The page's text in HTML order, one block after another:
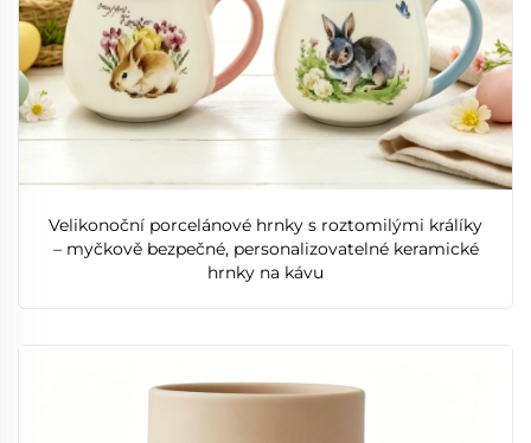
Velikonoční porcelánové hrnky s roztomilými králíky
– myčkově bezpečné, personalizovatelné keramické
hrnky na kávu